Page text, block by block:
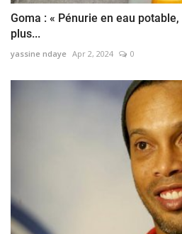
Goma : « Pénurie en eau
plus...
yassine ndaye Apr 2, 2024 0